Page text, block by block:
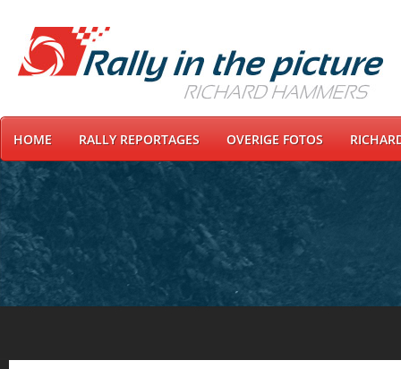
HOME RALLY REPORTAGES OVERIGE FOTOS